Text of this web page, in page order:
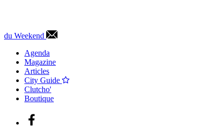
du Weekend
Agenda
Magazine
Articles
City Guide
Clutcho'
Boutique